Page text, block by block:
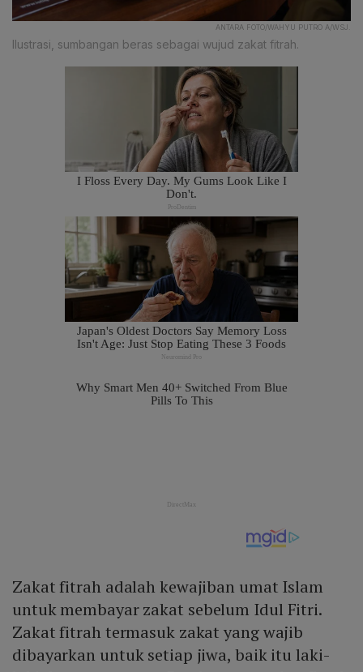
ANTARA FOTO/WAHYU PUTRO A/WSJ.
Ilustrasi, sumbangan beras sebagai wujud zakat fitrah.
Zakat fitrah adalah kewajiban umat Islam
untuk membayar zakat sebelum Idul Fitri.
Zakat fitrah termasuk zakat yang wajib
dibayarkan untuk setiap jiwa, baik itu laki-